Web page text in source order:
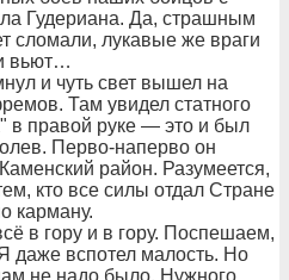
Гудериана. Да, страшным
сломали, лукавые же враги
вьют…
и чуть свет вышел на
Там увидел статного
в правой руке — это и был
Перво-наперво он
район. Разумеется,
кто все силы отдал Стране
карману.
в гору и в гору. Поспешаем,
даже вспотел малость. Но
не надо было. Нужного